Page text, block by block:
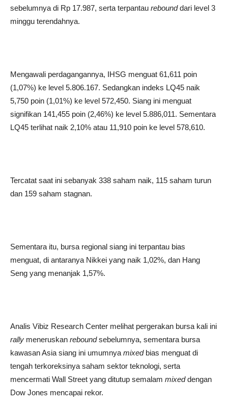
sebelumnya di Rp 17.987, serta terpantau rebounddari level 3
minggu terendahnya.
Mengawali perdagangannya, IHSG menguat 61,611 poin
(1,07%) ke level 5.806.167. Sedangkan indeks LQ45 naik
5,750 poin (1,01%) ke level 572,450. Siang ini menguat
signifikan 141,455 poin (2,46%) ke level 5.886,011. Sementara
LQ45 terlihat naik 2,10% atau 11,910 poin ke level 578,610.
Tercatat saat ini sebanyak 338 saham naik, 115 saham turun
dan 159 saham stagnan.
Sementara itu, bursa regional siang ini terpantau bias
menguat, di antaranya Nikkei yang naik 1,02%, dan Hang
Seng yang menanjak 1,57%.
Analis Vibiz Research Center melihat pergerakan bursa kali ini
rally meneruskan reboundsebelumnya, sementara bursa
kawasan Asia siang ini umumnya mixedbias menguat di
tengah terkoreksinya saham sektor teknologi, serta
mencermati Wall Street yang ditutup semalam mixeddengan
Dow Jones mencapai rekor.